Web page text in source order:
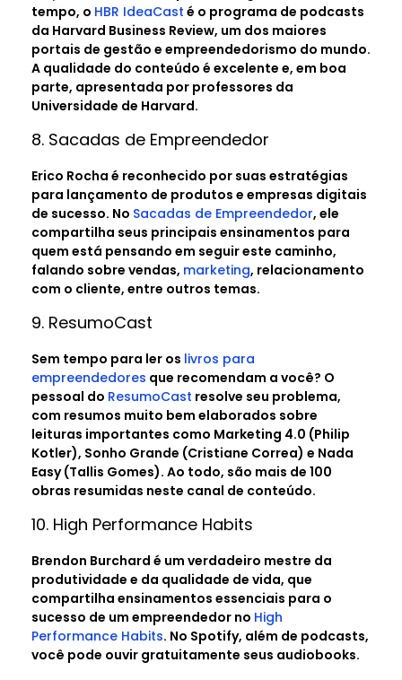
tempo, o HBR IdeaCast é o programa de podcasts
da Harvard Business Review, um dos maiores
portais de gestão e empreendedorismo do mundo.
A qualidade do conteúdo é excelente e, em boa
parte, apresentada por professores da
Universidade de Harvard.
8. Sacadas de Empreendedor
Erico Rocha é reconhecido por suas estratégias
para lançamento de produtos e empresas digitais
de sucesso. No Sacadas de Empreendedor, ele
compartilha seus principais ensinamentos para
quem está pensando em seguir este caminho,
falando sobre vendas, marketing, relacionamento
com o cliente, entre outros temas.
9. ResumoCast
Sem tempo para ler os livros para
empreendedores que recomendam a você? O
pessoal do ResumoCast resolve seu problema,
com resumos muito bem elaborados sobre
leituras importantes como Marketing 4.0 (Philip
Kotler), Sonho Grande (Cristiane Correa) e Nada
Easy (Tallis Gomes). Ao todo, são mais de 100
obras resumidas neste canal de conteúdo.
10. High Performance Habits
Brendon Burchard é um verdadeiro mestre da
produtividade e da qualidade de vida, que
compartilha ensinamentos essenciais para o
sucesso de um empreendedor no High
Performance Habits. No Spotify, além de podcasts,
você pode ouvir gratuitamente seus audiobooks.